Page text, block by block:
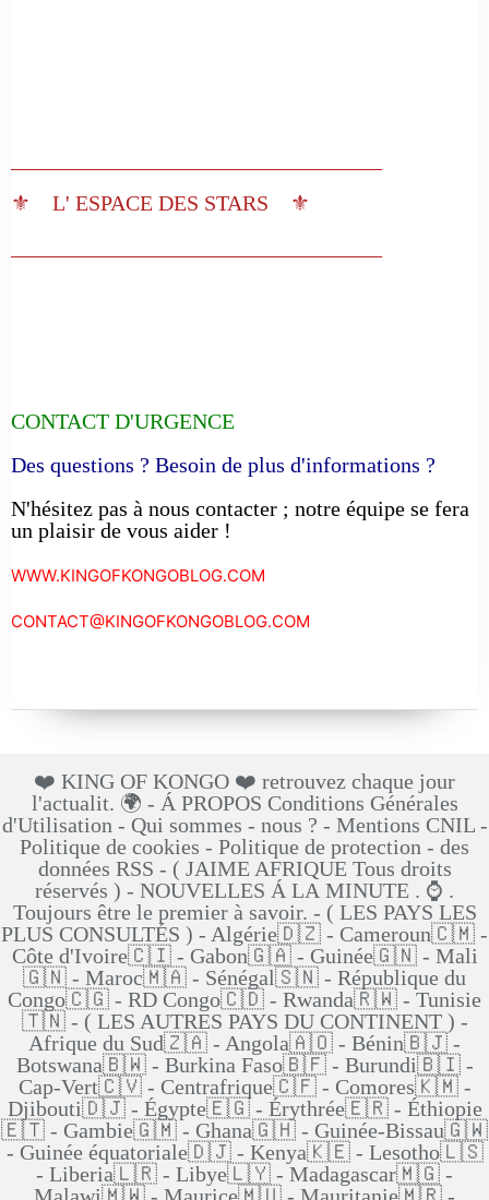
⚜️ L' ESPACE DES STARS ⚜️
CONTACT D'URGENCE
Des questions ? Besoin de plus d'informations ?
N'hésitez pas à nous contacter ; notre équipe se fera
un plaisir de vous aider !
WWW.KINGOFKONGOBLOG.COM
CONTACT@KINGOFKONGOBLOG.COM
❤️ KING OF KONGO ❤️ retrouvez chaque jour
l'actualit. 🌍 - Á PROPOS Conditions Générales
d'Utilisation - Qui sommes - nous ? - Mentions CNIL -
Politique de cookies - Politique de protection - des
données RSS - ( JAIME AFRIQUE Tous droits
réservés ) - NOUVELLES Á LA MINUTE . ⌚ .
Toujours être le premier à savoir. - ( LES PAYS LES
PLUS CONSULTÉS ) - Algérie🇩🇿 - Cameroun🇨🇲 -
Côte d'Ivoire🇨🇮 - Gabon🇬🇦 - Guinée🇬🇳 - Mali
🇬🇳 - Maroc🇲🇦 - Sénégal🇸🇳 - République du
Congo🇨🇬 - RD Congo🇨🇩 - Rwanda🇷🇼 - Tunisie
🇹🇳 - ( LES AUTRES PAYS DU CONTINENT ) -
Afrique du Sud🇿🇦 - Angola🇦🇴 - Bénin🇧🇯 -
Botswana🇧🇼 - Burkina Faso🇧🇫 - Burundi🇧🇮 -
Cap-Vert🇨🇻 - Centrafrique🇨🇫 - Comores🇰🇲 -
Djibouti🇩🇯 - Égypte🇪🇬 - Érythrée🇪🇷 - Éthiopie
🇪🇹 - Gambie🇬🇲 - Ghana🇬🇭 - Guinée-Bissau🇬🇼
- Guinée équatoriale🇩🇯 - Kenya🇰🇪 - Lesotho🇱🇸
- Liberia🇱🇷 - Libye🇱🇾 - Madagascar🇲🇬 -